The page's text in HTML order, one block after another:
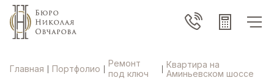
Главная Портфолио
Ремонт
под ключ
Квартира на
Аминьевском шоссе